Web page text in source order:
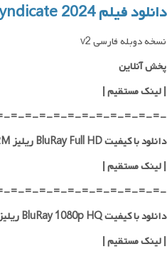
دانلود فیلم Megamind vs The Doom Syndicate 2024
نسخه دوبله فارسی v2
پخش آنلاین
| لینک مستقیم|
=-=-=-=-=-=-=-=-=-=-=-
دانلود با کیفیت BluRay Full HD ریلیز F2M
|لینک مستقیم|
=-=-=-=-=-=-=-=-=-=-=-
دانلود با کیفیت BluRay 1080p HQ ریلیز F2M
|لینک مستقیم|